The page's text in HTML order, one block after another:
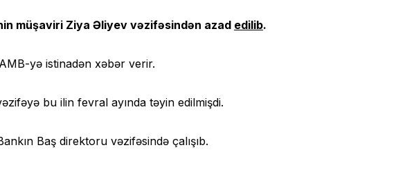
müşaviri Ziya Əliyev vəzifəsindən azad edilib.
yə istinadən xəbər verir.
bu ilin fevral ayında təyin edilmişdi.
Baş direktoru vəzifəsində çalışıb.